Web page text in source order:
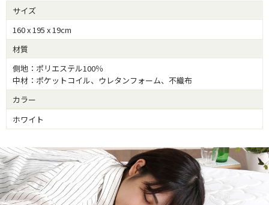
サイズ
160 x 195 x 19cm
材質
側地：ポリエステル100％
中材：ポケットコイル、ウレタンフォーム、不織布
カラー
ホワイト